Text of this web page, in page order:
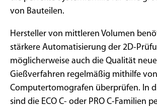
von Bauteilen.
Hersteller von mittleren Volumen
stärkere Automatisierung der 2D-
möglicherweise auch die Qualität
Gießverfahren regelmäßig mithilfe von
Computertomografen überprüfen. In
sind die ECO C- oder PRO C-Familien